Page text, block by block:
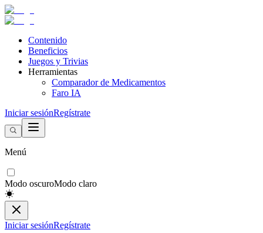
Contenido
Beneficios
Juegos y Trivias
Herramientas
Comparador de Medicamentos
Faro IA
Iniciar sesiónRegístrate
Menú
Modo oscuroModo claro
Iniciar sesiónRegístrate